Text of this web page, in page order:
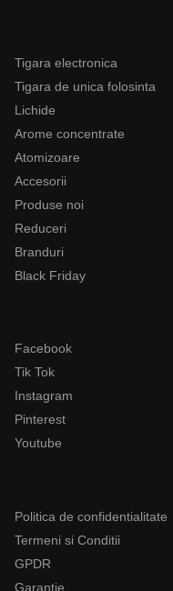
Tigara electronica
Tigara de unica folosinta
Lichide
Arome concentrate
Atomizoare
Accesorii
Produse noi
Reduceri
Branduri
Black Friday
Facebook
Tik Tok
Instagram
Pinterest
Youtube
Politica de confidentialitate
Termeni si Conditii
GPDR
Garantie